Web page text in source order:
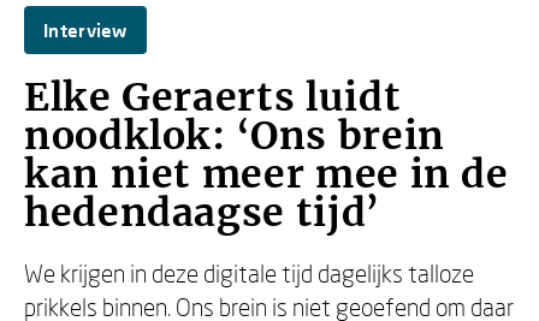
Interview
Elke Geraerts luidt
noodklok: ‘Ons brein
kan niet meer mee in de
hedendaagse tijd’
We krijgen in deze digitale tijd dagelijks talloze
prikkels binnen. Ons brein is niet geoefend om daar